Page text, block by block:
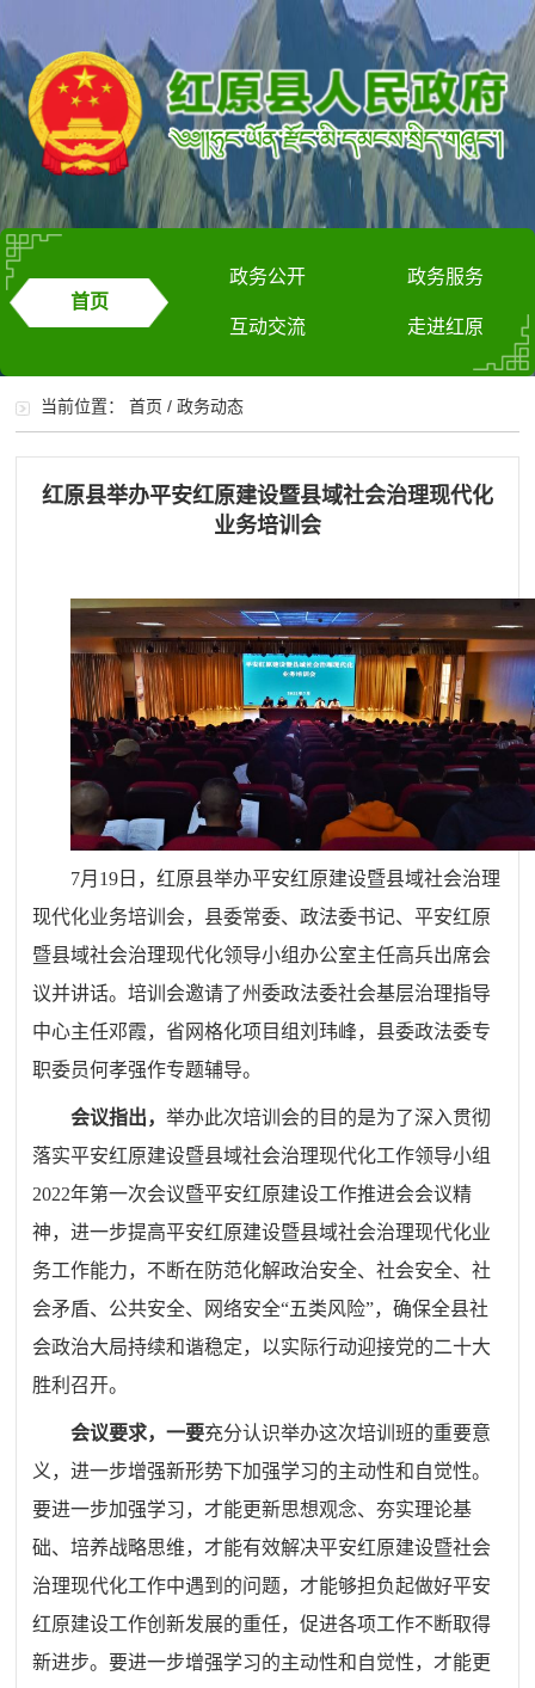
首页
政务公开 政务服务
互动交流 走进红原
当前位置：首页 /政务动态
红原县举办平安红原建设暨县域社会治理现代化
业务培训会
7月19日，红原县举办平安红原建设暨县域社会治理
现代化业务培训会，县委常委、政法委书记、平安红原
暨县域社会治理现代化领导小组办公室主任高兵出席会
议并讲话。培训会邀请了州委政法委社会基层治理指导
中心主任邓霞，省网格化项目组刘玮峰，县委政法委专
职委员何孝强作专题辅导。
会议指出，举办此次培训会的目的是为了深入贯彻
落实平安红原建设暨县域社会治理现代化工作领导小组
2022年第一次会议暨平安红原建设工作推进会会议精
神，进一步提高平安红原建设暨县域社会治理现代化业
务工作能力，不断在防范化解政治安全、社会安全、社
会矛盾、公共安全、网络安全“五类风险”，确保全县社
会政治大局持续和谐稳定，以实际行动迎接党的二十大
胜利召开。
会议要求，一要充分认识举办这次培训班的重要意
义，进一步增强新形势下加强学习的主动性和自觉性。
要进一步加强学习，才能更新思想观念、夯实理论基
础、培养战略思维，才能有效解决平安红原建设暨社会
治理现代化工作中遇到的问题，才能够担负起做好平安
红原建设工作创新发展的重任，促进各项工作不断取得
新进步。要进一步增强学习的主动性和自觉性，才能更